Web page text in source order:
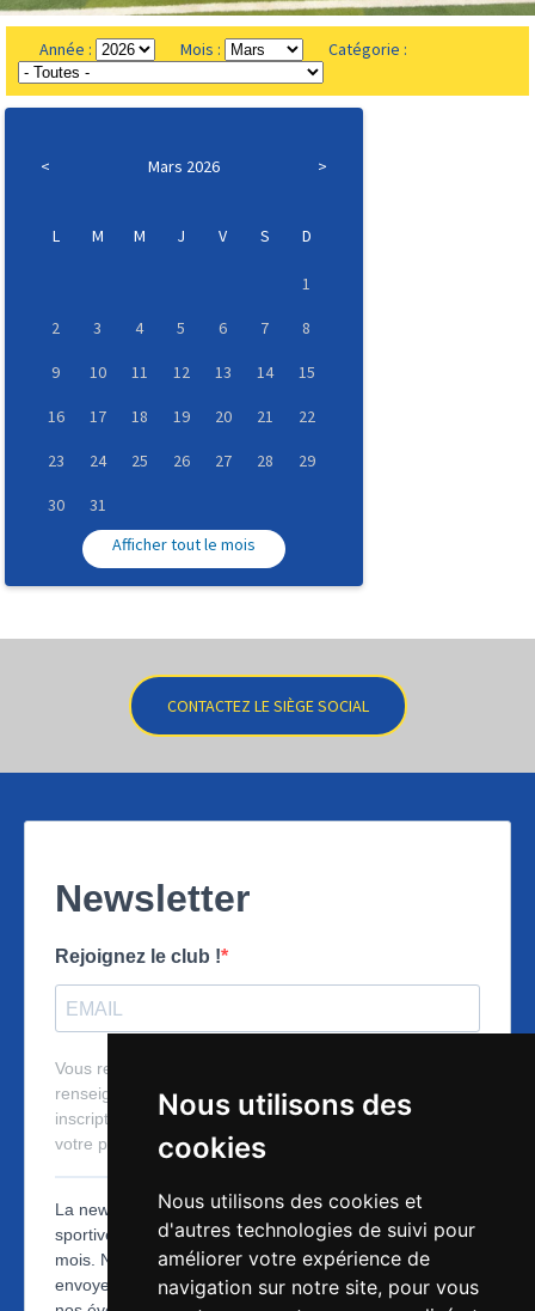
Nous utilisons des
cookies
Nous utilisons des cookies et
d'autres technologies de suivi pour
améliorer votre expérience de
navigation sur notre site, pour vous
Année : Mois : Catégorie :
< Mars 2026 >
L M M J V S D
1
2 3 4 5 6 7 8
9 10 11 12 13 14 15
16 17 18 19 20 21 22
23 24 25 26 27 28 29
30
31
Afficher tout le mois
CONTACTEZ LE SIÈGE SOCIAL